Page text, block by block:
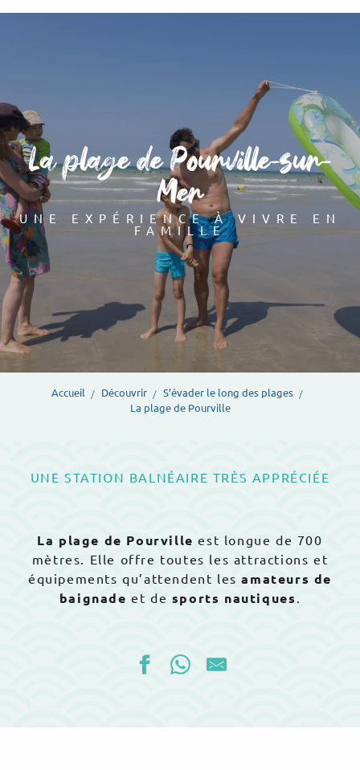
Aller
La plage de Pourville-sur-
Mer
UNE EXPÉRIENCE À VIVRE EN
FAMILLE
Accueil Découvrir
S’évader le long des plages
La plage de Pourville
UNE STATION BALNÉAIRE TRÈS APPRÉCIÉE
La plage de Pourville est longue de 700
mètres. Elle offre toutes les attractions et
équipements qu’attendent lesamateurs de
baignade et de sports nautiques .